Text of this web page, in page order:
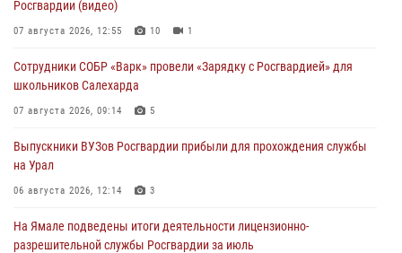
Росгвардии (видео)
07 августа 2026, 12:55 10 1
Сотрудники СОБР «Варк» провели «Зарядку с Росгвардией» для
школьников Салехарда
07 августа 2026, 09:14 5
Выпускники ВУЗов Росгвардии прибыли для прохождения службы
на Урал
06 августа 2026, 12:14 3
На Ямале подведены итоги деятельности лицензионно-
разрешительной службы Росгвардии за июль